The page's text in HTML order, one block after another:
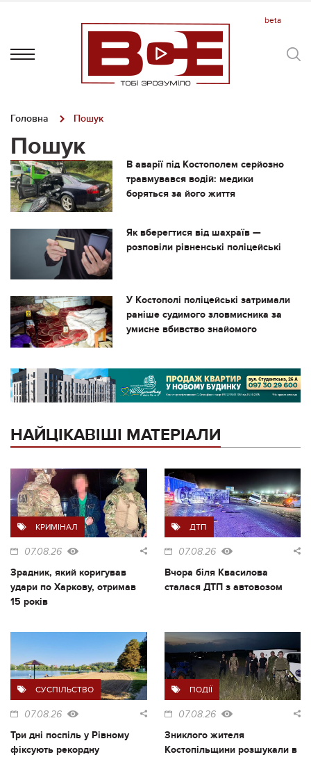
Головна Пошук
Пошук
В аварії під Костополем серйозно
травмувався водій: медики
боряться за його життя
Як вберегтися від шахраїв —
розповіли рівненські поліцейські
У Костополі поліцейські затримали
раніше судимого зловмисника за
умисне вбивство знайомого
НАЙЦІКАВІШІ МАТЕРІАЛИ
КРИМІНАЛ
07.08.26
Зрадник, який коригував
удари по Харкову, отримав
15 років
ДТП
07.08.26
Вчора біля Квасилова
сталася ДТП з автовозом
СУСПІЛЬСТВО
07.08.26
Три дні поспіль у Рівному
фіксують рекордну
ПОДІЇ
07.08.26
Зниклого жителя
Костопільщини розшукали в